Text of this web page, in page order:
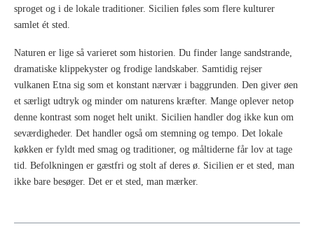
sproget og i de lokale traditioner. Sicilien føles som flere kulturer
samlet ét sted.
Naturen er lige så varieret som historien. Du finder lange sandstrande,
dramatiske klippekyster og frodige landskaber. Samtidig rejser
vulkanen Etna sig som et konstant nærvær i baggrunden. Den giver øen
et særligt udtryk og minder om naturens kræfter. Mange oplever netop
denne kontrast som noget helt unikt. Sicilien handler dog ikke kun om
seværdigheder. Det handler også om stemning og tempo. Det lokale
køkken er fyldt med smag og traditioner, og måltiderne får lov at tage
tid. Befolkningen er gæstfri og stolt af deres ø. Sicilien er et sted, man
ikke bare besøger. Det er et sted, man mærker.